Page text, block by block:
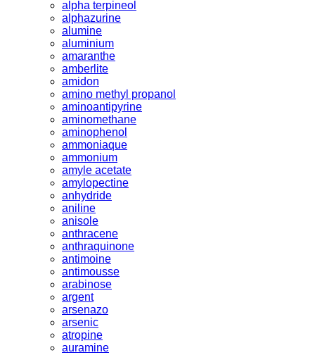
alpha terpineol
alphazurine
alumine
aluminium
amaranthe
amberlite
amidon
amino methyl propanol
aminoantipyrine
aminomethane
aminophenol
ammoniaque
ammonium
amyle acetate
amylopectine
anhydride
aniline
anisole
anthracene
anthraquinone
antimoine
antimousse
arabinose
argent
arsenazo
arsenic
atropine
auramine